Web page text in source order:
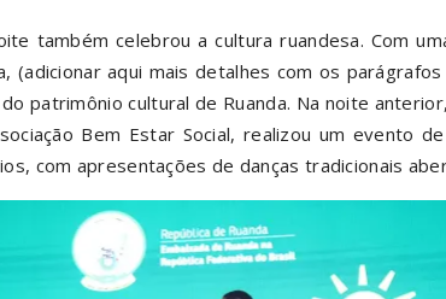
também celebrou a cultura ruandesa. Com
(adicionar aqui mais detalhes com os
patrimônio cultural de Ruanda. Na noite
Bem Estar Social, realizou um evento
com apresentações de danças tradicionais